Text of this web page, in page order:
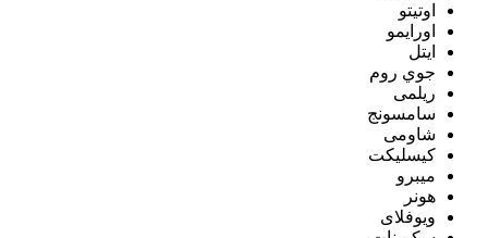
اوتيتو
اورايمو
ايتل
جوي روم
ريلمى
سامسونج
شاومى
كيسليكت
ميبرو
هونر
ويوفلاى